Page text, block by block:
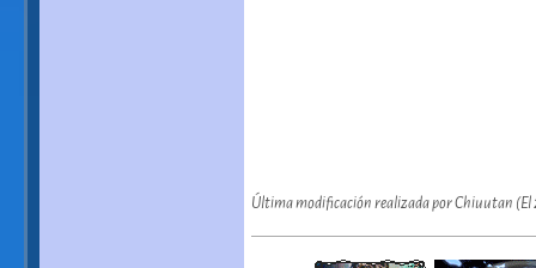
Última modificación realizada por Chiuutan (El